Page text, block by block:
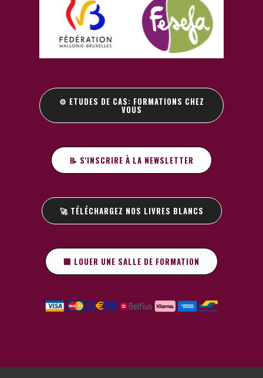
⚙️ ETUDES DE CAS: FORMATIONS CHEZ
VOUS
📝 S'INSCRIRE À LA NEWSLETTER
🚀 TÉLÉCHARGEZ NOS LIVRES BLANCS
🏢 LOUER UNE SALLE DE FORMATION